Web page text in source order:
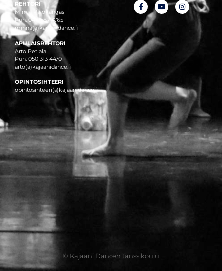
REHTORI
Minna Palokangas
Puh. 044 587 4765
minna(a)kajaanidance.fi
APULAISREHTORI
Arto Petjala
Puh: 050 313 4470
arto(a)kajaanidance.fi
OPINTOSIHTEERI
opintosihteeri(a)kajaanidance.fi
© Kajaani Dancen tanssikoulu